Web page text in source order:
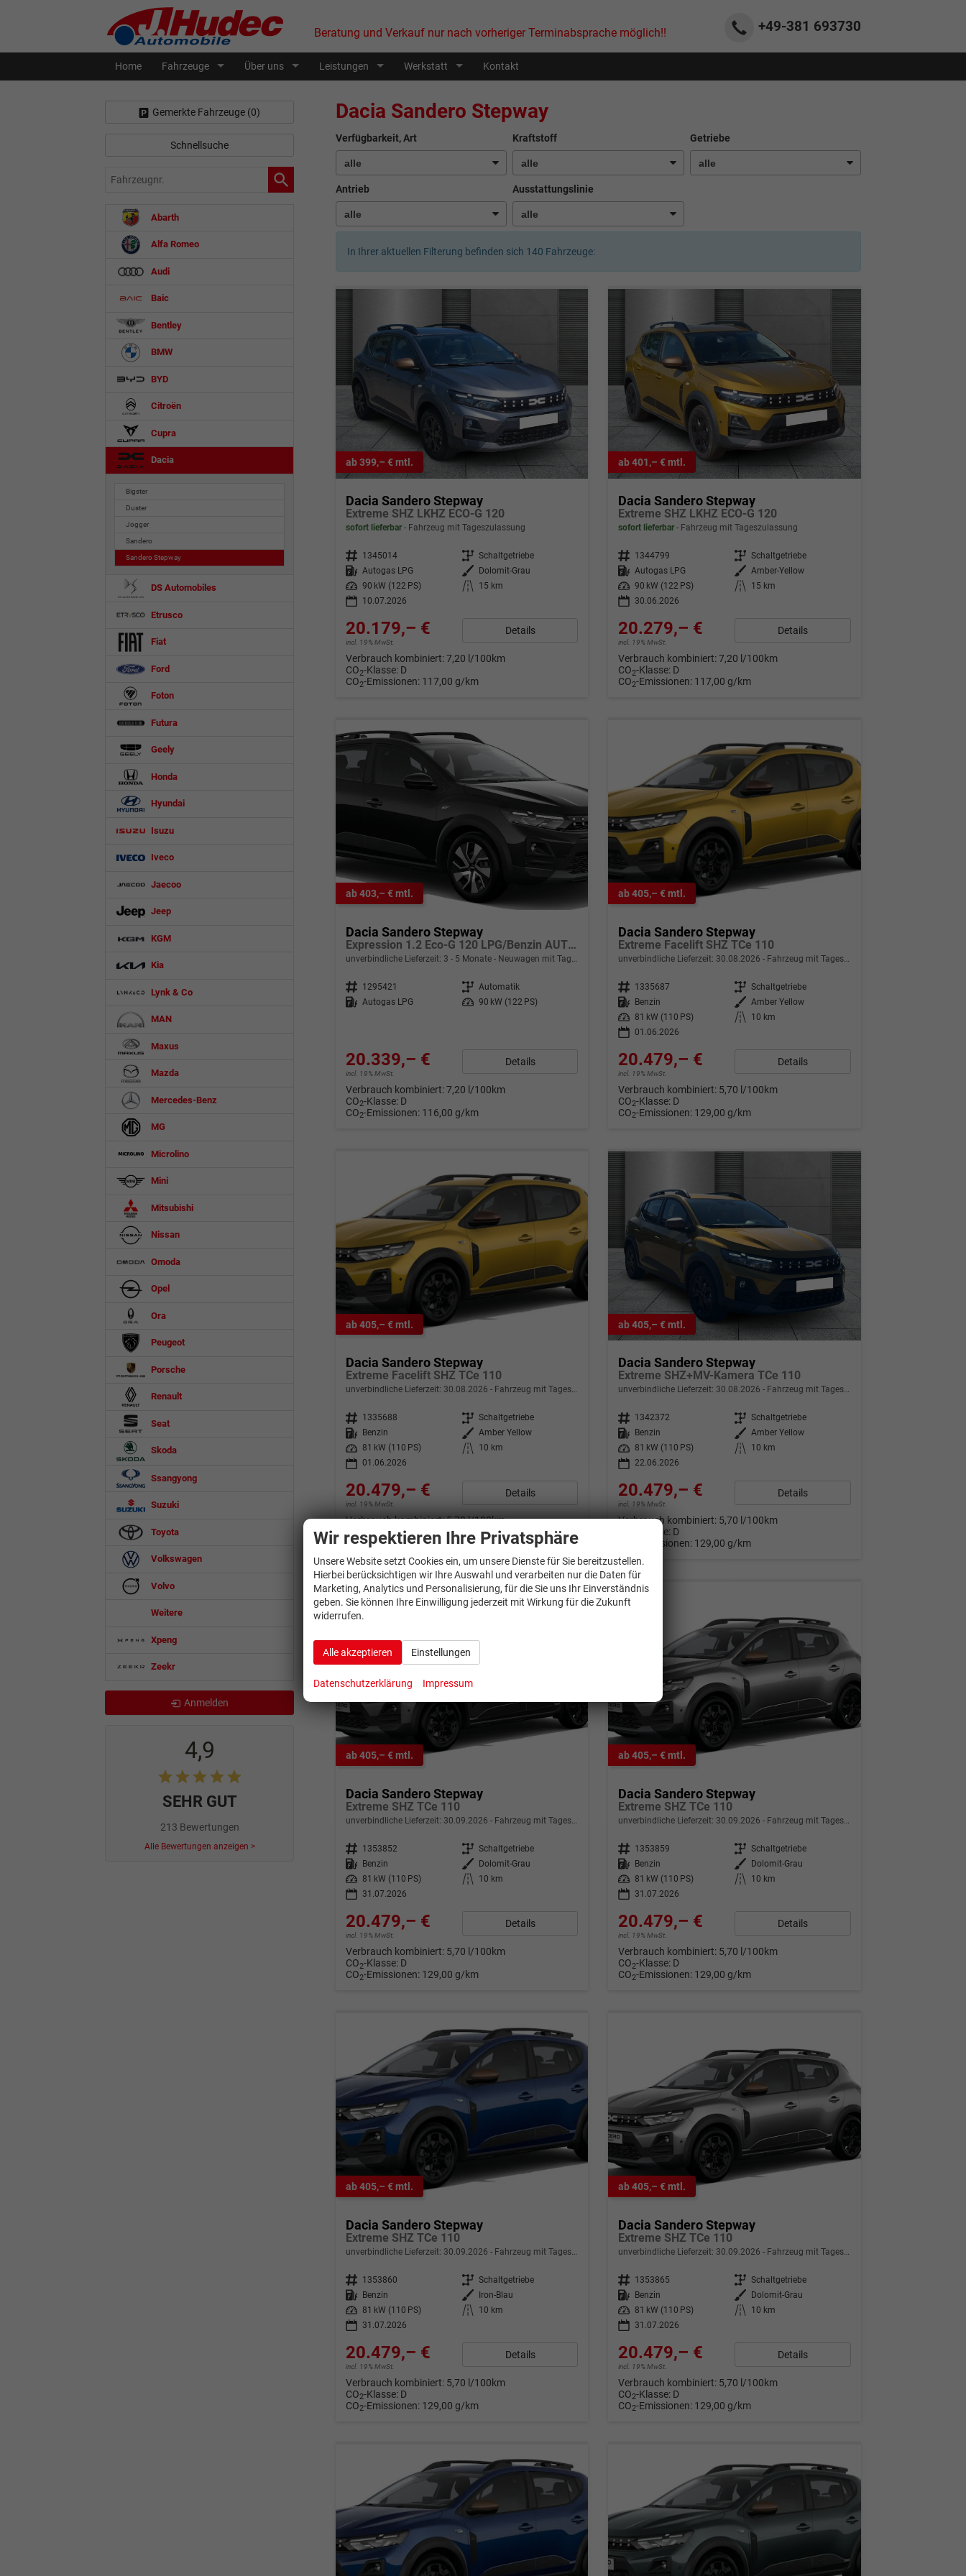
+49-381 693730
Beratung und Verkauf nur nach vorheriger Terminabsprache möglich!!
Home Fahrzeuge Über uns Leistungen Werkstatt Kontakt
Dacia Sandero Stepway
Verfügbarkeit, Art Kraftstoff Getriebe
Antrieb Ausstattungslinie
In Ihrer aktuellen Filterung befinden sich 140 Fahrzeuge:
ab 399,– € mtl.
Dacia Sandero Stepway
Extreme SHZ LKHZ ECO-G 120
sofort lieferbar Fahrzeug mit Tageszulassung
Fahrzeugnr. 1345014 Getriebe Schaltgetriebe
Kraftstoff Autogas LPG Außenfarbe
Dolomit-Grau
Leistung
90 kW (122 PS) Kilometerstand
15 km
10.07.2026
20.179,– €
incl. 19% MwSt.
Details
Verbrauch kombiniert:7,20 l/100km
CO2-Klasse: D
CO2-Emissionen: 117,00 g/km
ab 401,– € mtl.
Dacia Sandero Stepway
Extreme SHZ LKHZ ECO-G 120
sofort lieferbar Fahrzeug mit Tageszulassung
Fahrzeugnr. 1344799 Getriebe Schaltgetriebe
Kraftstoff Autogas LPG Außenfarbe Amber-Yellow
Leistung
90 kW (122 PS) Kilometerstand
15 km
30.06.2026
20.279,– €
incl. 19% MwSt.
Details
Verbrauch kombiniert:7,20 l/100km
CO2-Klasse: D
CO2-Emissionen: 117,00 g/km
ab 403,– € mtl.
Dacia Sandero Stepway
Expression 1.2 Eco-G 120 LPG/Benzin AUTOMATIK, NEUES MODELL, 3J Garantie, Klimaanlage, Lederlenkrad, Parksensoren hinten, Rückfahrkamera, Dachreling, Tempomat, Multimedia System 10" + Smartphone-Spiegelung, Regen-/Licht-Sensor, ZV+FB, 4x eFH, NSW, Armlehne
unverbindliche Lieferzeit: 3 - 5 Monate Neuwagen mit Tageszulassung
Fahrzeugnr. 1295421 Getriebe Automatik
Kraftstoff Autogas LPG Leistung 90 kW (122 PS)
20.339,– €
incl. 19% MwSt.
Details
Verbrauch kombiniert:7,20 l/100km
CO2-Klasse: D
CO2-Emissionen: 116,00 g/km
ab 405,– € mtl.
Dacia Sandero Stepway
Extreme Facelift SHZ TCe 110
unverbindliche Lieferzeit: 30.08.2026 Fahrzeug mit Tageszulassung
Fahrzeugnr. 1335687 Getriebe Schaltgetriebe
Kraftstoff Benzin Außenfarbe Amber Yellow
Leistung
81 kW (110 PS) Kilometerstand
10 km
01.06.2026
20.479,– €
incl. 19% MwSt.
Details
Verbrauch kombiniert: 5,70 l/100km
CO2-Klasse: D
CO2-Emissionen: 129,00 g/km
ab 405,– € mtl.
Dacia Sandero Stepway
Extreme Facelift SHZ TCe 110
unverbindliche Lieferzeit: 30.08.2026 Fahrzeug mit Tageszulassung
Fahrzeugnr. 1335688 Getriebe Schaltgetriebe
Kraftstoff
Benzin Außenfarbe Amber Yellow
Leistung
81 kW (110 PS) Kilometerstand
10 km
01.06.2026
20.479,– €
incl. 19% MwSt.
Details
Verbrauch kombiniert:5,70 l/100km
CO 2-Klasse:D
CO2-Emissionen: 129,00 g/km
ab 405,– € mtl.
Dacia Sandero Stepway
Extreme SHZ+MV-Kamera TCe 110
unverbindliche Lieferzeit: 30.08.2026 Fahrzeug mit Tageszulassung
Fahrzeugnr. 1342372 Getriebe Schaltgetriebe
Kraftstoff
Benzin Außenfarbe Amber Yellow
Leistung
81 kW (110 PS) Kilometerstand
10 km
22.06.2026
20.479,– €
incl. 19% MwSt.
Details
Verbrauch kombiniert: 5,70 l/100km
-Klasse: D
-Emissionen: 129,00 g/km
ab 405,– € mtl.
Dacia Sandero Stepway
Extreme SHZ TCe 110
unverbindliche Lieferzeit: 30.09.2026 Fahrzeug mit Tageszulassung
Fahrzeugnr. 1353852 Getriebe Schaltgetriebe
Kraftstoff
Benzin Außenfarbe
Dolomit-Grau
Leistung
81 kW (110 PS) Kilometerstand
10 km
31.07.2026
20.479,– €
incl. 19% MwSt.
Details
Verbrauch kombiniert: 5,70 l/100km
CO2-Klasse: D
CO2-Emissionen: 129,00 g/km
ab 405,– € mtl.
Dacia Sandero Stepway
Extreme SHZ TCe 110
unverbindliche Lieferzeit: 30.09.2026 Fahrzeug mit Tageszulassung
Fahrzeugnr. 1353859 Getriebe Schaltgetriebe
Kraftstoff
Benzin Außenfarbe
Dolomit-Grau
Leistung
81 kW (110 PS) Kilometerstand
10 km
31.07.2026
20.479,– €
incl. 19% MwSt.
Details
Verbrauch kombiniert: 5,70 l/100km
CO2-Klasse: D
CO2-Emissionen: 129,00 g/km
ab 405,– € mtl.
Dacia Sandero Stepway
Extreme SHZ TCe 110
unverbindliche Lieferzeit: 30.09.2026 Fahrzeug mit Tageszulassung
Fahrzeugnr. 1353860 Getriebe Schaltgetriebe
Kraftstoff Benzin Außenfarbe
Iron-Blau
Leistung
81 kW (110 PS) Kilometerstand
10 km
31.07.2026
20.479,– €
incl. 19% MwSt.
Details
Verbrauch kombiniert: 5,70 l/100km
CO2-Klasse: D
CO2-Emissionen: 129,00 g/km
ab 405,– € mtl.
Dacia Sandero Stepway
Extreme SHZ TCe 110
unverbindliche Lieferzeit: 30.09.2026 Fahrzeug mit Tageszulassung
Fahrzeugnr. 1353865 Getriebe Schaltgetriebe
Kraftstoff Benzin Außenfarbe
Dolomit-Grau
Leistung
81 kW (110 PS) Kilometerstand
10 km
31.07.2026
20.479,– €
incl. 19% MwSt.
Details
Verbrauch kombiniert: 5,70 l/100km
CO2-Klasse: D
CO2-Emissionen: 129,00 g/km
Gemerkte Fahrzeuge (0)
Schnellsuche
Fahrzeugnr.
Abarth
Alfa Romeo
Audi
Baic
Bentley
BMW
BYD
Citroën
Cupra
Dacia
Bigster
Duster
Jogger
Sandero
Sandero Stepway
DS Automobiles
Etrusco
Fiat
Ford
Foton
Futura
Geely
Honda
Hyundai
Isuzu
Iveco
Jaecoo
Jeep
KGM
Kia
Lynk & Co
MAN
Maxus
Mazda
Mercedes-Benz
MG
Microlino
Mini
Mitsubishi
Nissan
Omoda
Opel
Ora
Peugeot
Porsche
Renault
Seat
Skoda
Ssangyong
Suzuki
Toyota
Volkswagen
Volvo
Weitere
Xpeng
Zeekr
Anmelden
4,9
SEHR GUT
213 Bewertungen
Alle Bewertungen anzeigen >
Wir respektieren Ihre Privatsphäre
Unsere Website setzt Cookies ein, um unsere Dienste für Sie bereitzustellen.
Hierbei berücksichtigen wir Ihre Auswahl und verarbeiten nur die Daten für
Marketing, Analytics und Personalisierung, für die Sie uns Ihr Einverständnis
geben. Sie können Ihre Einwilligung jederzeit mit Wirkung für die Zukunft
widerrufen.
Alle akzeptieren Einstellungen
Datenschutzerklärung Impressum